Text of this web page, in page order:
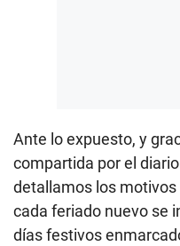
Ante lo expuesto, y
compartida por el diario
detallamos los motivos
cada feriado nuevo se
días festivos